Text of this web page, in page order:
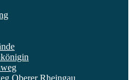
Oberer Rheingau